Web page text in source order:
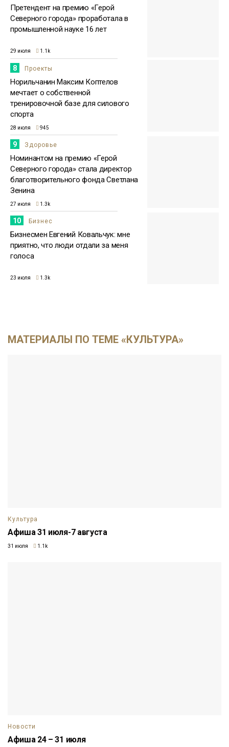
Претендент на премию «Герой
Северного города» проработала в
промышленной науке 16 лет
29 июля 1.1k
8 Проекты
Норильчанин Максим Коптелов
мечтает о собственной
тренировочной базе для силового
спорта
28 июля 945
9 Здоровье
Номинантом на премию «Герой
Северного города» стала директор
благотворительного фонда Светлана
Зенина
27 июля 1.3k
10 Бизнес
Бизнесмен Евгений Ковальчук: мне
приятно, что люди отдали за меня
голоса
23 июля 1.3k
МАТЕРИАЛЫ ПО ТЕМЕ «КУЛЬТУРА»
Культура
Афиша 31 июля-7 августа
31 июля 1.1k
Новости
Афиша 24 – 31 июля